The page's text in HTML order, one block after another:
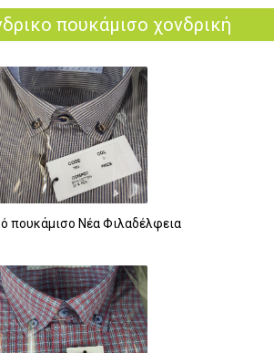
πουκάμισο χονδρική
πουκάμισο Νέα Φιλαδέλφεια